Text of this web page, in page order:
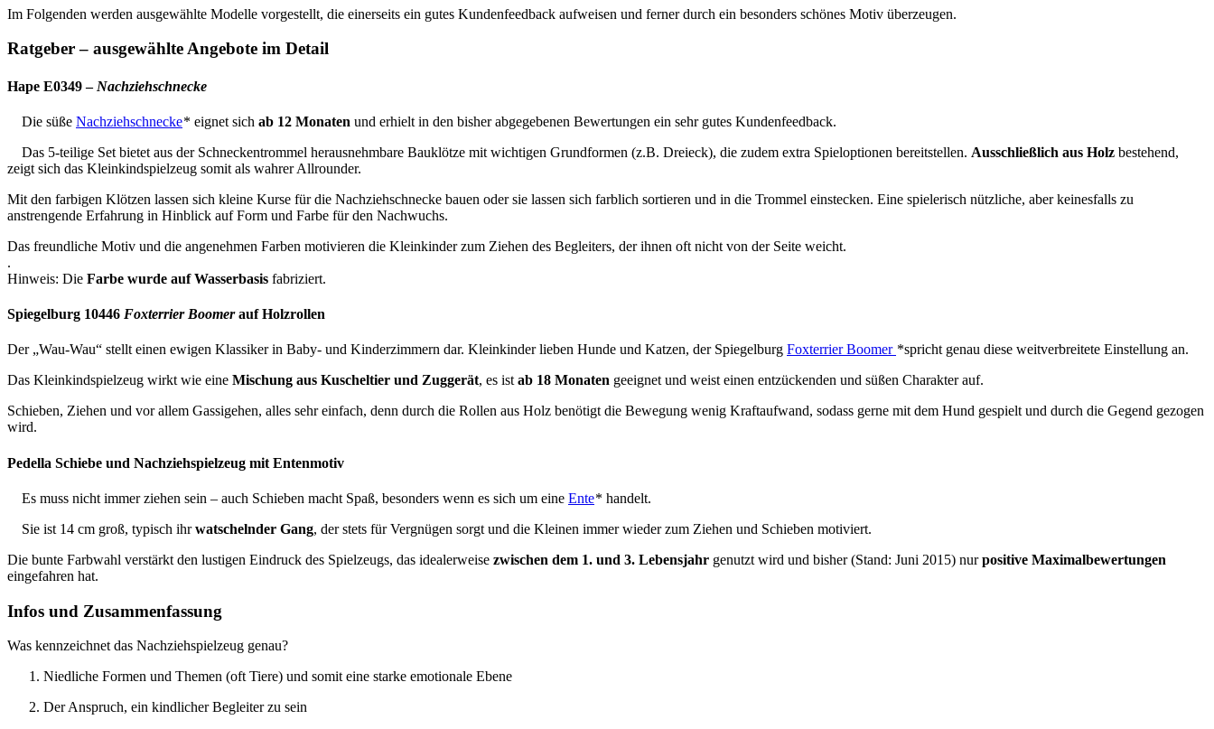
Im Folgenden werden ausgewählte Modelle vorgestellt, die einerseits ein gutes Kundenfeedback aufweisen und ferner durch ein besonders schönes Motiv überzeugen.
Ratgeber – ausgewählte Angebote im Detail
Hape E0349 – Nachziehschnecke
Die süße Nachziehschnecke* eignet sich ab 12 Monaten und erhielt in den bisher abgegebenen Bewertungen ein sehr gutes Kundenfeedback.
Das 5-teilige Set bietet aus der Schneckentrommel herausnehmbare Bauklötze mit wichtigen Grundformen (z.B. Dreieck), die zudem extra Spieloptionen bereitstellen. Ausschließlich aus Holz bestehend,
zeigt sich das Kleinkindspielzeug somit als wahrer Allrounder.
Mit den farbigen Klötzen lassen sich kleine Kurse für die Nachziehschnecke bauen oder sie lassen sich farblich sortieren und in die Trommel einstecken. Eine spielerisch nützliche, aber keinesfalls zu
anstrengende Erfahrung in Hinblick auf Form und Farbe für den Nachwuchs.
Das freundliche Motiv und die angenehmen Farben motivieren die Kleinkinder zum Ziehen des Begleiters, der ihnen oft nicht von der Seite weicht.
.
Hinweis: Die Farbe wurde auf Wasserbasis fabriziert.
Spiegelburg 10446 Foxterrier Boomerauf Holzrollen
Der „Wau-Wau“ stellt einen ewigen Klassiker in Baby- und Kinderzimmern dar. Kleinkinder lieben Hunde und Katzen, der Spiegelburg Foxterrier Boomer *spricht genau diese weitverbreitete Einstellung an.
Das Kleinkindspielzeug wirkt wie eine Mischung aus Kuscheltier und Zuggerät, es istab 18 Monaten geeignet und weist einen entzückenden und süßen Charakter auf.
Schieben, Ziehen und vor allem Gassigehen, alles sehr einfach, denn durch die Rollen aus Holz benötigt die Bewegung wenig Kraftaufwand, sodass gerne mit dem Hund gespielt und durch die Gegend gezogen
wird.
Pedella Schiebe und Nachziehspielzeug mit Entenmotiv
Es muss nicht immer ziehen sein – auch Schieben macht Spaß, besonders wenn es sich um eine Ente* handelt.
Sie ist 14 cm groß, typisch ihrwatschelnder Gang, der stets für Vergnügen sorgt und die Kleinen immer wieder zum Ziehen und Schieben motiviert.
Die bunte Farbwahl verstärkt den lustigen Eindruck des Spielzeugs, das idealerweise zwischen dem 1. und 3. Lebensjahr genutzt wird und bisher (Stand: Juni 2015) nurpositive Maximalbewertungen
eingefahren hat.
Infos und Zusammenfassung
Was kennzeichnet das Nachziehspielzeug genau?
Niedliche Formen und Themen (oft Tiere) und somit eine starke emotionale Ebene
Der Anspruch, ein kindlicher Begleiter zu sein